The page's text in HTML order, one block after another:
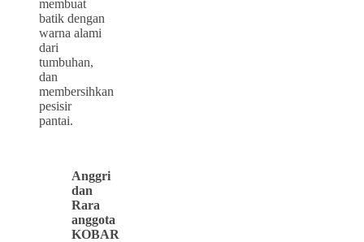
membuat
batik dengan
warna alami
dari
tumbuhan,
dan
membersihkan
pesisir
pantai.
Anggri
dan
Rara
anggota
KOBAR